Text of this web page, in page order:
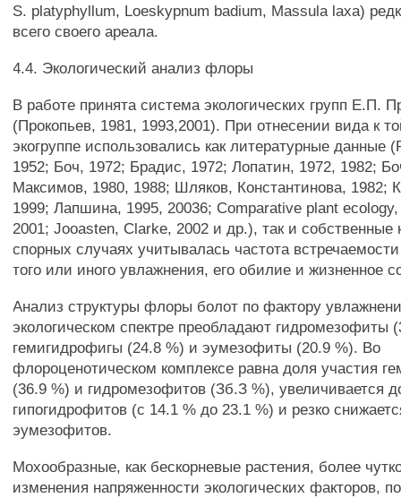
S. platyphyllum, Loeskypnum badium, Massula laxa)
всего своего ареала.
4.4. Экологический анализ флоры
В работе принята система экологических групп Е.П.
(Прокопьев, 1981, 1993,2001). При отнесении вида к
экогруппе использовались как литературные данные
1952; Боч, 1972; Брадис, 1972; Лопатин, 1972, 1982;
Максимов, 1980, 1988; Шляков, Константинова, 1982;
1999; Лапшина, 1995, 20036; Comparative plant
2001; Jooasten, Clarke, 2002 и др.), так и
спорных случаях учитывалась частота
того или иного увлажнения, его обилие и жизненное
Анализ структуры флоры болот по фактору
экологическом спектре преобладают гидромезофиты
гемигидрофигы (24.8 %) и эумезофиты (20.9 %). Во
флороценотическом комплексе равна доля участия
(36.9 %) и гидромезофитов (Зб.З %), увеличивается
гипогидрофитов (с 14.1 % до 23.1 %) и резко
эумезофитов.
Мохообразные, как бескорневые растения, более
изменения напряженности экологических факторов,